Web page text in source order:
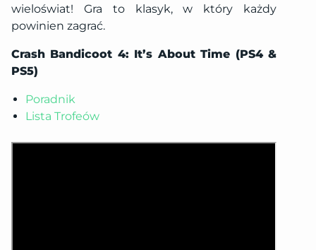
wieloświat! Gra to klasyk, w który każdy
powinien zagrać.
Crash Bandicoot 4: It’s About Time (PS4 &
PS5)
Poradnik
Lista Trofeów